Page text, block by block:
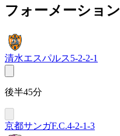
フォーメーション
清水エスパルス5-2-2-1
後半45分
京都サンガF.C.4-2-1-3